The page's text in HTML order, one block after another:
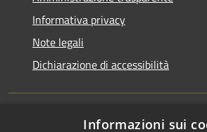
Informativa privacy
Note legali
Dichiarazione di accessibilità
Informazioni sui